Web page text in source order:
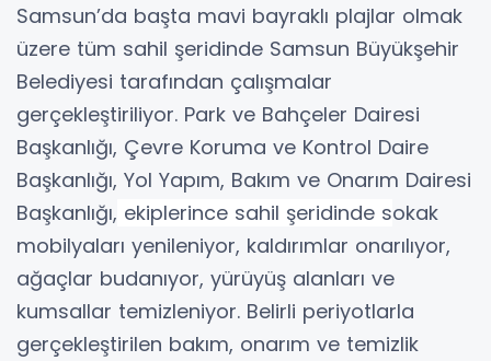
Samsun’da başta mavi bayraklı plajlar olmak
üzere tüm sahil şeridinde Samsun Büyükşehir
Belediyesi tarafından çalışmalar
gerçekleştiriliyor. Park ve Bahçeler Dairesi
Başkanlığı, Çevre Koruma ve Kontrol Daire
Başkanlığı, Yol Yapım, Bakım ve Onarım Dairesi
Başkanlığı, ekiplerince sahil şeridinde sokak
mobilyaları yenileniyor, kaldırımlar onarılıyor,
ağaçlar budanıyor, yürüyüş alanları ve
kumsallar temizleniyor. Belirli periyotlarla
gerçekleştirilen bakım, onarım ve temizlik